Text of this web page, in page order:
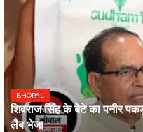
BHOPAL
शिवराज सिंह के बेटे का पनीर
लैब भेजा